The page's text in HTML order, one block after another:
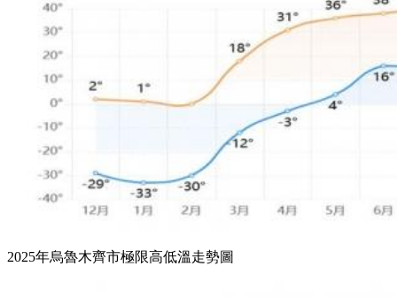
2025年烏魯木齊市極限高低溫走勢圖